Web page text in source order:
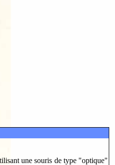
une souris de type "optique"